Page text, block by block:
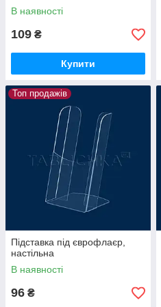
В наявності
109 ₴
Купити
Топ продажів
Підставка під єврофлаєр,
настільна
В наявності
96 ₴